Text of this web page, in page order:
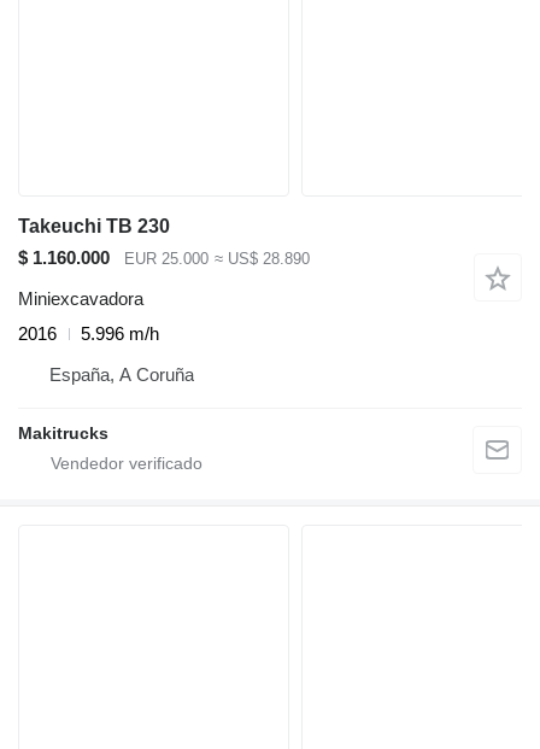
Takeuchi TB 230
$ 1.160.000
EUR 25.000 ≈ US$ 28.890
Miniexcavadora
2016
5.996 m/h
España, A Coruña
Makitrucks